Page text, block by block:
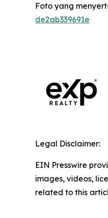
Foto yang
de2ab339691e
Legal Disclaimer:
EIN Presswire
images, videos,
related to this